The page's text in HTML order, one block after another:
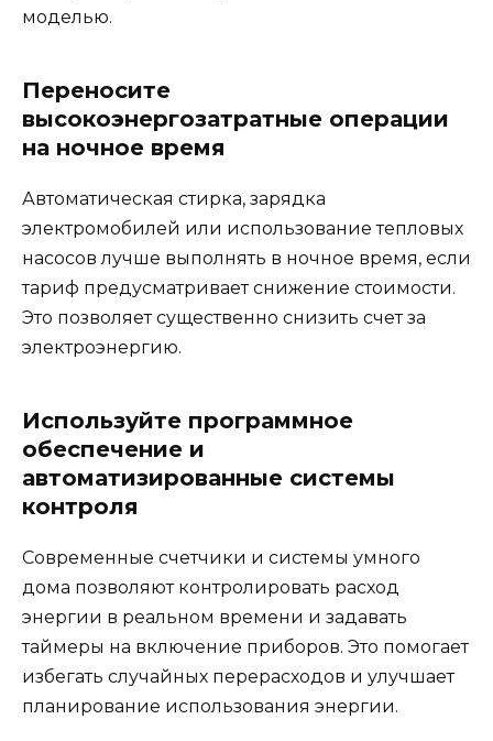
моделью.
Переносите
высокоэнергозатратные операции
на ночное время
Автоматическая стирка, зарядка
электромобилей или использование тепловых
насосов лучше выполнять в ночное время, если
тариф предусматривает снижение стоимости.
Это позволяет существенно снизить счет за
электроэнергию.
Используйте программное
обеспечение и
автоматизированные системы
контроля
Современные счетчики и системы умного
дома позволяют контролировать расход
энергии в реальном времени и задавать
таймеры на включение приборов. Это помогает
избегать случайных перерасходов и улучшает
планирование использования энергии.